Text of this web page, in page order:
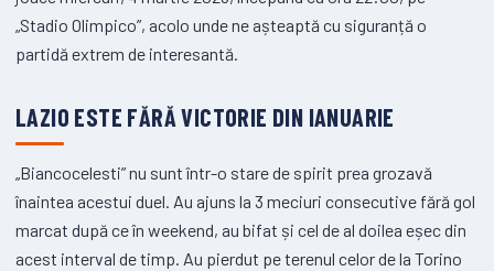
„Stadio Olimpico”, acolo unde ne așteaptă cu siguranță o
partidă extrem de interesantă.
LAZIO ESTE FĂRĂ VICTORIE DIN IANUARIE
„Biancocelesti” nu sunt într-o stare de spirit prea grozavă
înaintea acestui duel. Au ajuns la 3 meciuri consecutive fără gol
marcat după ce în weekend, au bifat și cel de al doilea eșec din
acest interval de timp. Au pierdut pe terenul celor de la Torino